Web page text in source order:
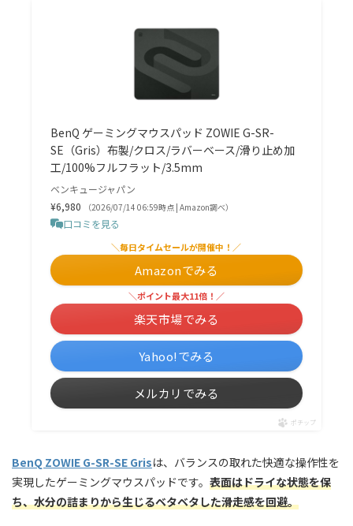
BenQ ゲーミングマウスパッド ZOWIE G-SR-
SE（Gris）布製/クロス/ラバーベース/滑り止め加
工/100%フルフラット/3.5mm
ベンキュージャパン
¥6,980
（2026/07/14 06:59時点 | Amazon調べ）
口コミを見る
＼毎日タイムセールが開催中！／
Amazonでみる
＼ポイント最大11倍！／
楽天市場でみる
Yahoo!でみる
メルカリでみる
ポチップ
BenQ ZOWIE G-SR-SE Grisは、バランスの取れた快適な操作性を
実現したゲーミングマウスパッドです。 表面はドライな状態を保
ち、水分の詰まりから生じるベタベタした滑走感を回避。